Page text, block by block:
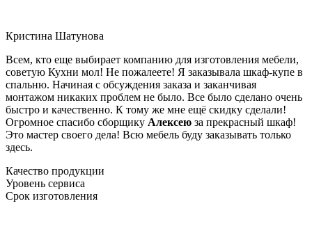
Кристина Шатунова
Всем, кто еще выбирает компанию для изготовления мебели,
советую Кухни мол! Не пожалеете! Я заказывала шкаф-купе в
спальню. Начиная с обсуждения заказа и заканчивая
монтажом никаких проблем не было. Все было сделано очень
быстро и качественно. К тому же мне ещё скидку сделали!
Огромное спасибо сборщику Алексею за прекрасный шкаф!
Это мастер своего дела! Всю мебель буду заказывать только
здесь.
Качество продукции
Уровень сервиса
Срок изготовления